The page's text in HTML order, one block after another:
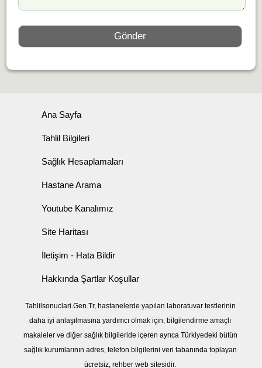
Ana Sayfa
Tahlil Bilgileri
Sağlık Hesaplamaları
Hastane Arama
Youtube Kanalımız
Site Haritası
İletişim - Hata Bildir
Hakkında Şartlar Koşullar
Tahlilsonuclari.Gen.Tr, hastanelerde yapılan laboratuvar testlerinin
daha iyi anlaşılmasına yardımcı olmak için, bilgilendirme amaçlı
makaleler ve diğer sağlık bilgileride içeren ayrıca Türkiyedeki bütün
sağlık kurumlarının adres, telefon bilgilerini veri tabanında toplayan
ücretsiz, rehber web sitesidir.